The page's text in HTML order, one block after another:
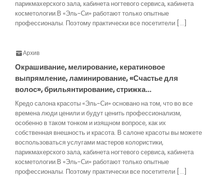
парикмахерского зала, кабинета ногтевого сервиса, кабинета
косметологии.В «Эль-Си» работают только опытные
профессионалы. Поэтому практически все посетители […]
Архив
Окрашивание, мелирование, кератиновое
выпрямление, ламинирование, «Счастье для
волос», брильянтирование, стрижка…
Кредо салона красоты «Эль-Си» основано на том, что во все
времена люди ценили и будут ценить профессионализм,
особенно в таком тонком и изящном вопросе, как их
собственная внешность и красота. В салоне красоты вы можете
воспользоваться услугами мастеров колористики,
парикмахерского зала, кабинета ногтевого сервиса, кабинета
косметологии.В «Эль-Си» работают только опытные
профессионалы. Поэтому практически все посетители […]